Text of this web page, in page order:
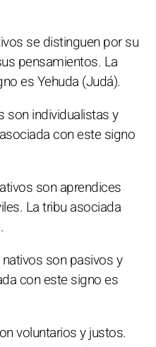
se distinguen por su
pensamientos. La
es Yehuda (Judá).
son individualistas y
con este signo
son aprendices
La tribu asociada
son pasivos y
con este signo es
voluntarios y justos.